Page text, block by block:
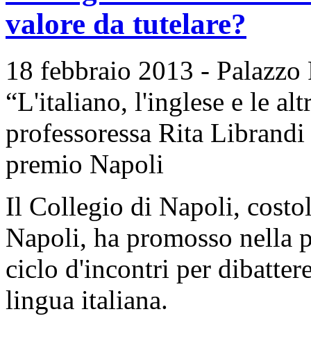
valore da tutelare?
18 febbraio 2013 -
“L'italiano, l'inglese e le
professoressa Rita
premio Napoli
Il Collegio di Napoli,
Napoli, ha promosso nella
ciclo d'incontri per
lingua italiana.